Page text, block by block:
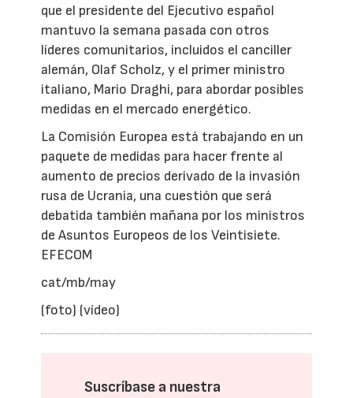
que el presidente del Ejecutivo español
mantuvo la semana pasada con otros
líderes comunitarios, incluidos el canciller
alemán, Olaf Scholz, y el primer ministro
italiano, Mario Draghi, para abordar posibles
medidas en el mercado energético.
La Comisión Europea está trabajando en un
paquete de medidas para hacer frente al
aumento de precios derivado de la invasión
rusa de Ucrania, una cuestión que será
debatida también mañana por los ministros
de Asuntos Europeos de los Veintisiete.
EFECOM
cat/mb/may
(foto) (vídeo)
Suscríbase a nuestra